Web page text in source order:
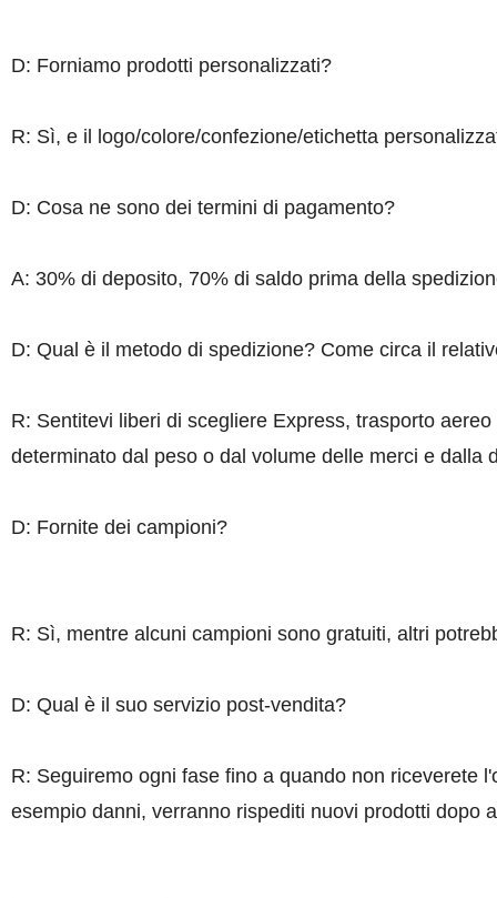
D: Forniamo prodotti personalizzati?
R: Sì, e il logo/colore/confezione/etichetta
D: Cosa ne sono dei termini di pagamento?
A: 30% di deposito, 70% di saldo prima della
D: Qual è il metodo di spedizione? Come circa il
R: Sentitevi liberi di scegliere Express, trasporto
determinato dal peso o dal volume delle merci e dalla
D: Fornite dei campioni?
R: Sì, mentre alcuni campioni sono gratuiti, altri
D: Qual è il suo servizio post-vendita?
R: Seguiremo ogni fase fino a quando non riceverete
esempio danni, verranno rispediti nuovi prodotti dopo